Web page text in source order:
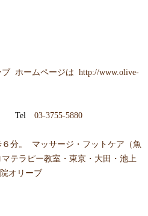
ブ ホームページは http://www.olive-
03-3755-5880
分。 マッサージ・フットケア（魚
テラピー教室・東京・大田・池上
オリーブ